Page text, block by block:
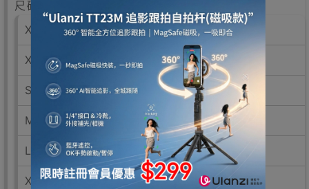
尺碼規格（胸圍）：
XXS：34 - 40cm
XS：40 - 55cm
S：55 - 70cm
M：70 - 85cm
L：85 - 100cm
XL：100 - 115cm